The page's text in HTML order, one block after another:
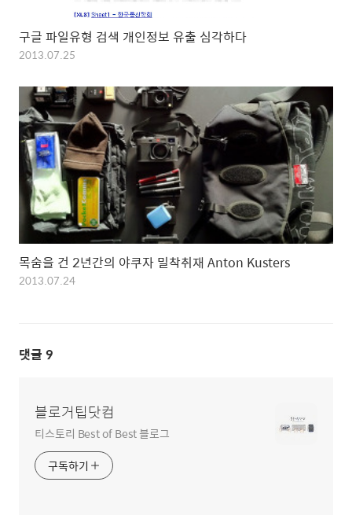
구글 파일유형 검색 개인정보 유출 심각하다
2013.07.25
목숨을 건 2년간의 야쿠자 밀착취재 Anton Kusters
2013.07.24
댓글 9
블로거팁닷컴
티스토리 Best of Best 블로그
구독하기